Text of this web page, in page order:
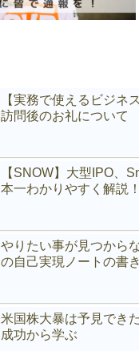
【実務で使えるビジネ
訪問後のお礼について
【SNOW】大型IPO、
本一わかりやすく解説！
やりたい事が見つから
の自己実現ノートの書
米国株大暴は予見でき
成功から学ぶ